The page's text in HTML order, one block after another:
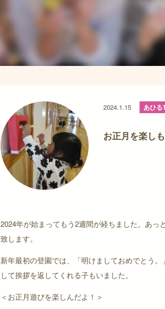
2024.1.15 あひる
お正月を楽しも
2024年が始まってもう2週間が経ちました。あっ
致します。
新年最初の登園では、「明けましておめでとう
して挨拶を返してくれる子もいました。
＜お正月遊びを楽しんだよ！＞